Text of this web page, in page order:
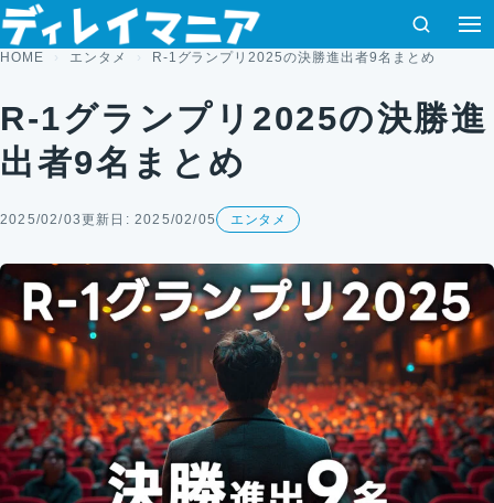
コンテンツへスキップ
検索
HOME エンタメ R-1グランプリ2025の決勝進出者9名まとめ
R-1グランプリ2025の決勝進
出者9名まとめ
2025/02/03更新日: 2025/02/05 エンタメ